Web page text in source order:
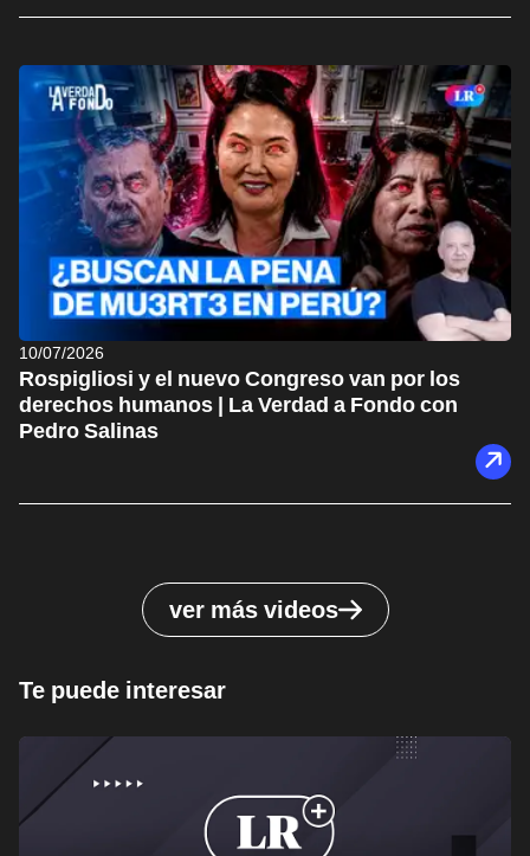
10/07/2026
Rospigliosi y el nuevo Congreso van por los
derechos humanos | La Verdad a Fondo con
Pedro Salinas
ver más videos
Te puede interesar